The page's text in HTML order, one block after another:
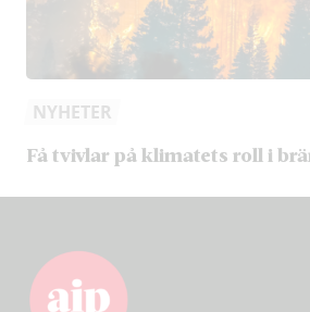
NYHETER
Få tvivlar på klimatets roll i